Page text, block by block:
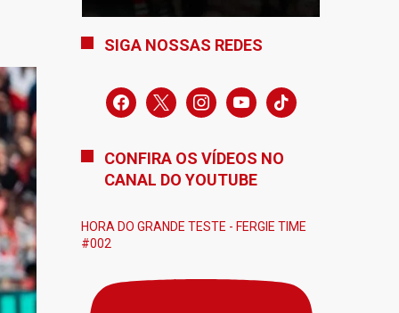
SIGA NOSSAS REDES
facebook
x instagramyoutubetiktok
CONFIRA OS VÍDEOS NO
CANAL DO YOUTUBE
HORA DO GRANDE TESTE - FERGIE TIME
#002